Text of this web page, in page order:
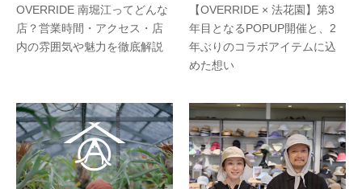
OVERRIDE 南堀江ってどんな
店？営業時間・アクセス・店
内の雰囲気や魅力を徹底解説
【OVERRIDE × 法花園】第3
年目となるPOPUP開催と、2
年ぶりのコラボアイテムに込
めた想い